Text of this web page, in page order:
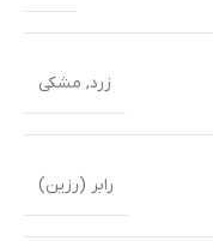
زرد, مشکی
رابر (رزین)